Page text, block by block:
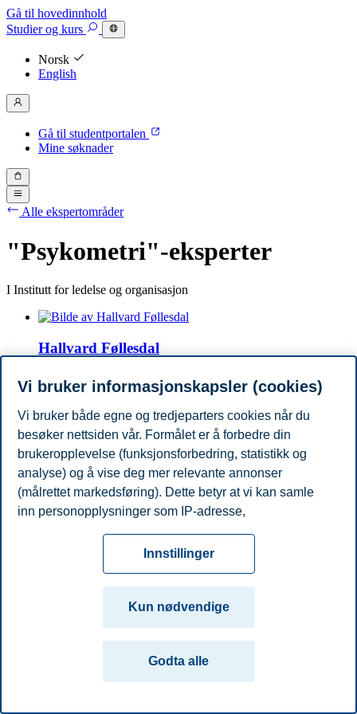
Gå til hovedinnhold
Studierog kurs
Norsk
English
Gå til studentportalen
Mine søknader
Alle ekspertområder
"Psykometri"-eksperter
I Institutt for ledelse og organisasjon
Hallvard Føllesdal
Førsteamanuensis, Institutt for ledelse og organisasjon
+4746410212
hallvard.follesdal@bi.no
Oslo
Personvern Cookies TilgjengelighetserklæringDisclaimer
fraBeredskapKontakt oss
Stavanger
Vi bruker informasjonskapsler (cookies)
Vi bruker både egne og tredjeparters cookies når du
besøker nettsiden vår. Formålet er å forbedre din
brukeropplevelse (funksjonsforbedring, statistikk og
analyse) og å vise deg mer relevante annonser
(målrettet markedsføring). Dette betyr at vi kan samle
inn personopplysninger som IP-adresse,
cookies som er nødvendige for at nettsiden skal
fungere, kan du enten godta alle eller tilpasse ditt
samtykke ved å endre innstillinger.
Les mer om våre informasjonskapsler, hvilke
opplysninger vi samler inn og formålene i innstillinger
for informasjonskapsler. Du kan når som helst endre
eller trekke tilbake ditt samtykke i innstillingene ved å
Innstillinger
Kun nødvendige
Godta alle